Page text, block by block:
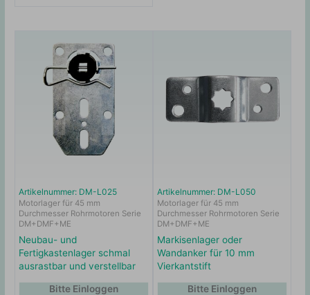
Artikelnummer: DM-L025
Motorlager für 45 mm
Durchmesser Rohrmotoren Serie
DM+DMF+ME
Neubau- und
Fertigkastenlager schmal
ausrastbar und verstellbar
Bitte Einloggen
Artikelnummer: DM-L050
Motorlager für 45 mm
Durchmesser Rohrmotoren Serie
DM+DMF+ME
Markisenlager oder
Wandanker für 10 mm
Vierkantstift
Bitte Einloggen